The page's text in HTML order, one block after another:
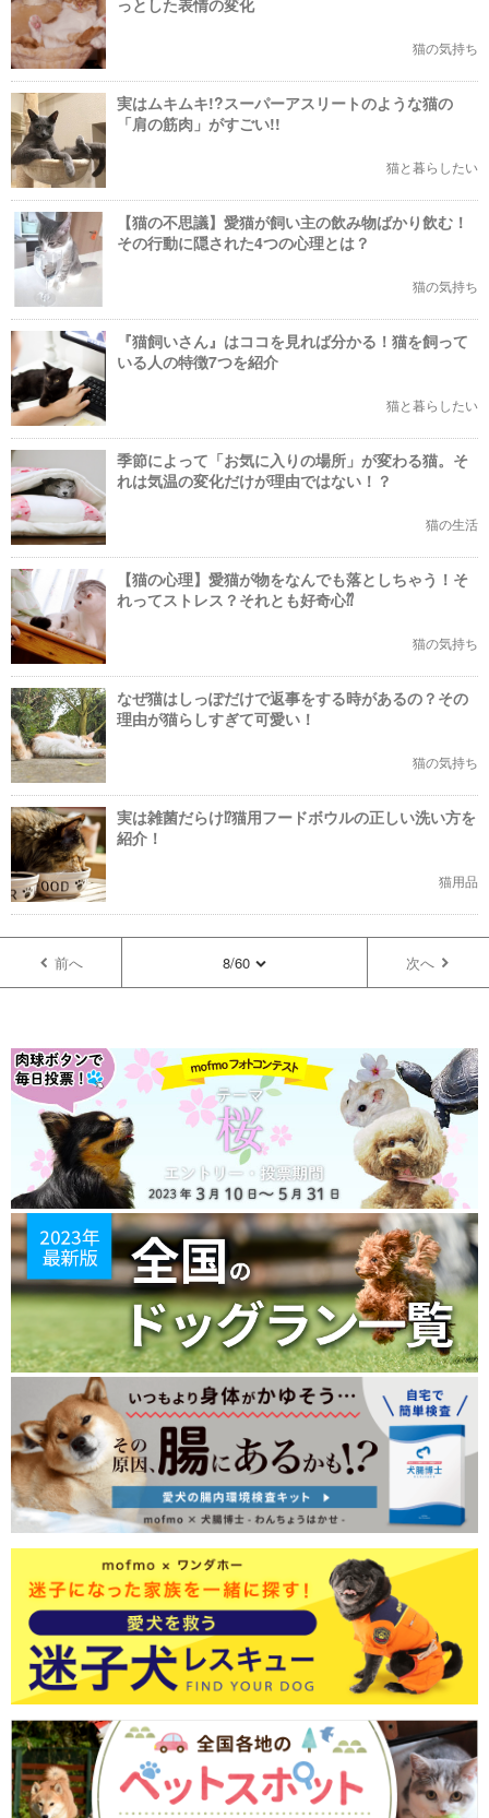
っとした表情の変化
猫の気持ち
実はムキムキ!?スーパーアスリートのような猫の
「肩の筋肉」がすごい!!
猫と暮らしたい
【猫の不思議】愛猫が飼い主の飲み物ばかり飲む！
その行動に隠された4つの心理とは？
猫の気持ち
『猫飼いさん』はココを見れば分かる！猫を飼って
いる人の特徴7つを紹介
猫と暮らしたい
季節によって「お気に入りの場所」が変わる猫。そ
れは気温の変化だけが理由ではない！？
猫の生活
【猫の心理】愛猫が物をなんでも落としちゃう！そ
れってストレス？それとも好奇心⁇
猫の気持ち
なぜ猫はしっぽだけで返事をする時があるの？その
理由が猫らしすぎて可愛い！
猫の気持ち
実は雑菌だらけ⁉猫用フードボウルの正しい洗い方を
紹介！
猫用品
前へ 8/60 次へ